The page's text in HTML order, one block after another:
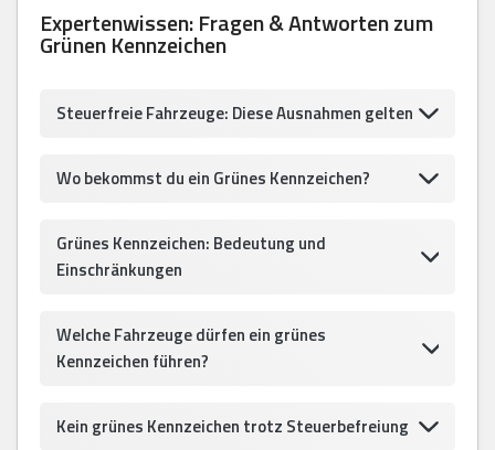
Expertenwissen: Fragen & Antworten zum
Grünen Kennzeichen
Steuerfreie Fahrzeuge: Diese Ausnahmen gelten
Wo bekommst du ein Grünes Kennzeichen?
Grünes Kennzeichen: Bedeutung und
Einschränkungen
Welche Fahrzeuge dürfen ein grünes
Kennzeichen führen?
Kein grünes Kennzeichen trotz Steuerbefreiung